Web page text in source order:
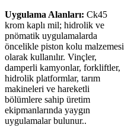
Uygulama Alanları: Ck45
krom kaplı mil; hidrolik ve
pnömatik uygulamalarda
öncelikle piston kolu malzemesi
olarak kullanılır. Vinçler,
damperli kamyonlar, forkliftler,
hidrolik platformlar, tarım
makineleri ve hareketli
bölümlere sahip üretim
ekipmanlarında yaygın
uygulamalar bulunur..